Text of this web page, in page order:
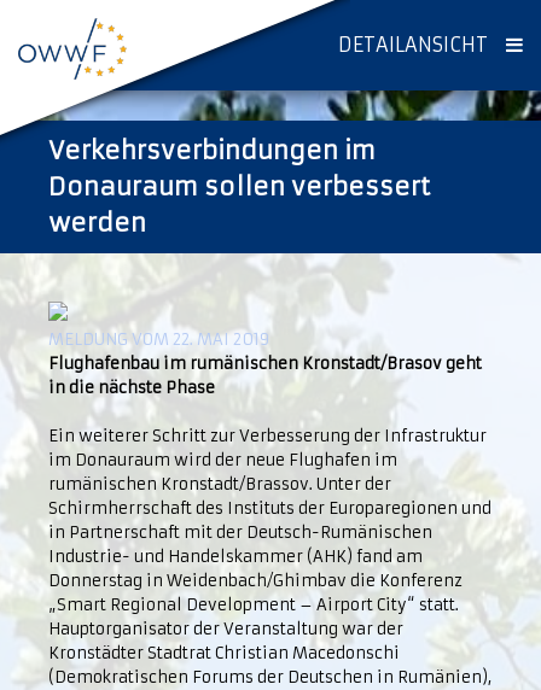
DETAILANSICHT
Verkehrsverbindungen im
Donauraum sollen verbessert
werden
MELDUNG VOM 22. MAI 2019
Flughafenbau im rumänischen Kronstadt/Brasov geht
in die nächste Phase
Ein weiterer Schritt zur Verbesserung der Infrastruktur
im Donauraum wird der neue Flughafen im
rumänischen Kronstadt/Brassov. Unter der
Schirmherrschaft des Instituts der Europaregionen und
in Partnerschaft mit der Deutsch-Rumänischen
Industrie- und Handelskammer (AHK) fand am
Donnerstag in Weidenbach/Ghimbav die Konferenz
„Smart Regional Development – Airport City“ statt.
Hauptorganisator der Veranstaltung war der
Kronstädter Stadtrat Christian Macedonschi
(Demokratischen Forums der Deutschen in Rumänien),